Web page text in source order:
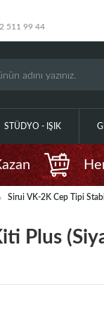
511 99 44
STÜDYO - IŞIK
Sirui VK-2K Cep Tipi
Plus